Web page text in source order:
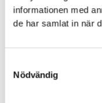
informationen med
de har samlat in när
Nödvändig
ip
xia